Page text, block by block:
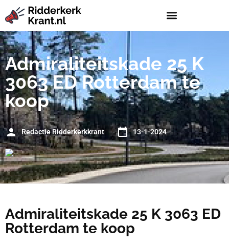
Admiraliteitskade 25 K
3063 ED Rotterdam te
koop
Redactie Ridderkerkkrant 13-1-2024
Admiraliteitskade 25 K 3063 ED
Rotterdam te koop